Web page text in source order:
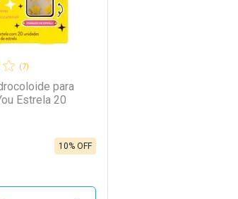
(7)
para
Estrela 20
10% OFF